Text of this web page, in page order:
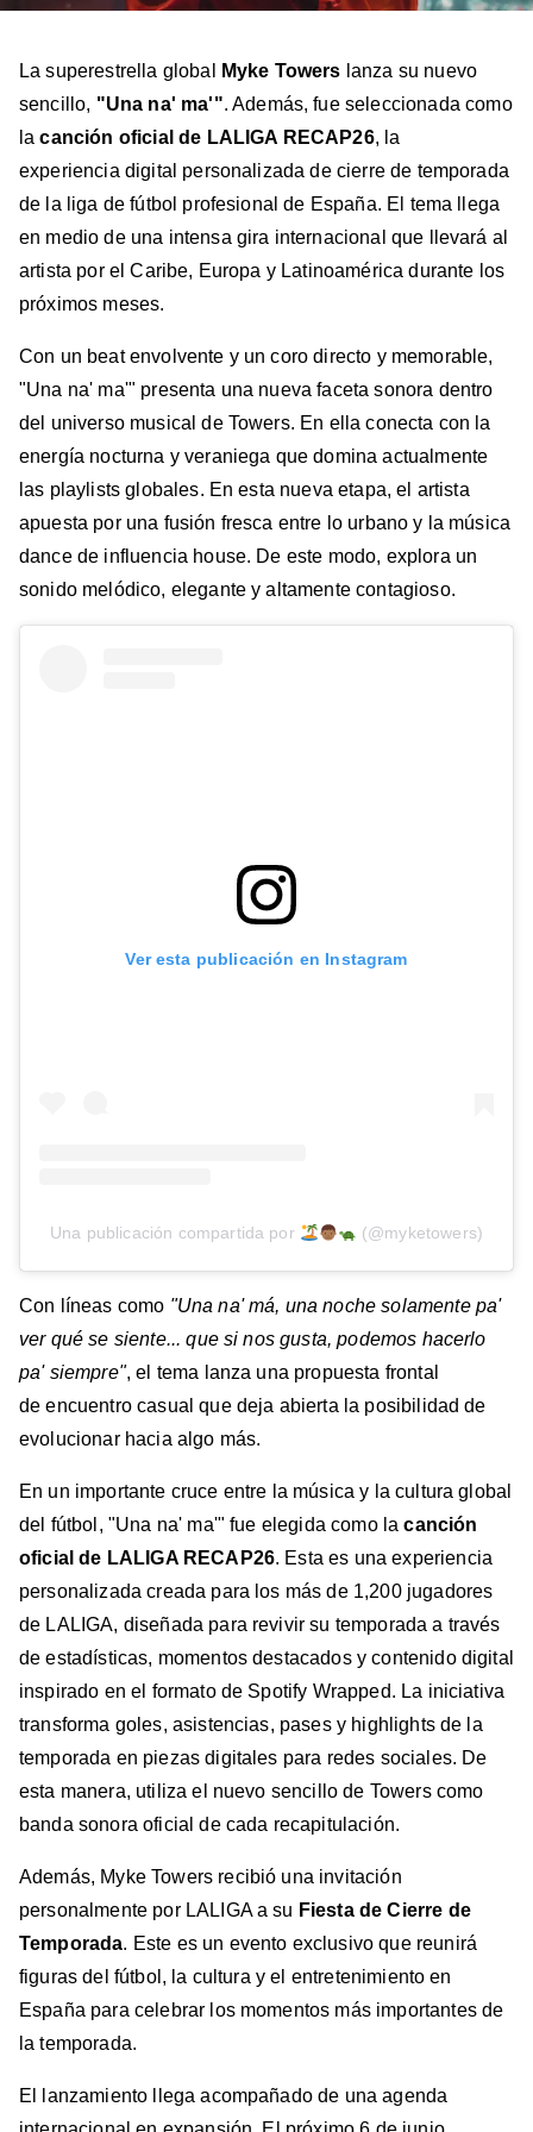
La superestrella global Myke Towers lanza su nuevo
sencillo, "Una na' ma'". Además, fue seleccionada como
lacanción oficial de LALIGA RECAP26, la
experiencia digital personalizada de cierre de temporada
de la liga de fútbol profesional de España. El tema llega
en medio de una intensa gira internacional que llevará al
artista por el Caribe, Europa y Latinoamérica durante los
próximos meses.
Con un beat envolvente y un coro directo y memorable,
"Una na' ma'" presenta una nueva faceta sonora dentro
del universo musical de Towers. En ella conecta con la
energía nocturna y veraniega que domina actualmente
las playlists globales. En esta nueva etapa, el artista
apuesta por una fusión fresca entre lo urbano y la música
dance de influencia house. De este modo, explora un
sonido melódico, elegante y altamente contagioso.
Ver esta publicación en Instagram
Una publicación compartida por (@myketowers)
Con líneas como "Una na' má, una noche solamente pa'
ver qué se siente... que si nos gusta, podemos hacerlo
pa' siempre", el tema lanza una propuesta frontal
de encuentro casual que deja abierta la posibilidad de
evolucionar hacia algo más.
En un importante cruce entre la música y la cultura global
del fútbol, "Una na' ma'" fue elegida como lacanción
oficial de LALIGA RECAP26. Esta es una experiencia
personalizada creada para los más de 1,200 jugadores
de LALIGA, diseñada para revivir su temporada a través
de estadísticas, momentos destacados y contenido digital
inspirado en el formato de Spotify Wrapped. La iniciativa
transforma goles, asistencias, pases y highlights de la
temporada en piezas digitales para redes sociales. De
esta manera, utiliza el nuevo sencillo de Towers como
banda sonora oficial de cada recapitulación.
Además, Myke Towers recibió una invitación
personalmente por LALIGA a su Fiesta de Cierre de
Temporada. Este es un evento exclusivo que reunirá
figuras del fútbol, la cultura y el entretenimiento en
España para celebrar los momentos más importantes de
la temporada.
El lanzamiento llega acompañado de una agenda